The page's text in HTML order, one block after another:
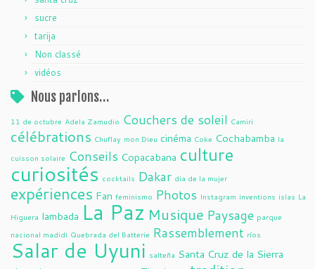
sucre
tarija
Non classé
vidéos
Nous parlons…
11 de octubre Adela Zamudio Couchers de soleil Camiri
célébrations Chuflay mon Dieu cinéma Coke Cochabamba la
cuisson solaire Conseils Copacabana culture
curiosités cocktails Dakar dia de la mujer
expériences Fan feminismo Photos Instagram inventions islas La
Higuera lambada La Paz Musique Paysage parque
nacional madidi Quebrada del Batterie Rassemblement ríos
Salar de Uyuni salteña Santa Cruz de la Sierra